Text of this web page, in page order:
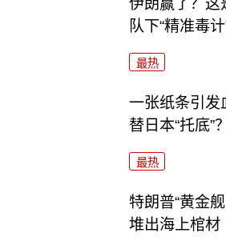
伊朗赢了？这
队下“精准毒计
最热
一张纸条引发
替日本“托底”？
最热
特朗普“黄金
堆出海上棺材